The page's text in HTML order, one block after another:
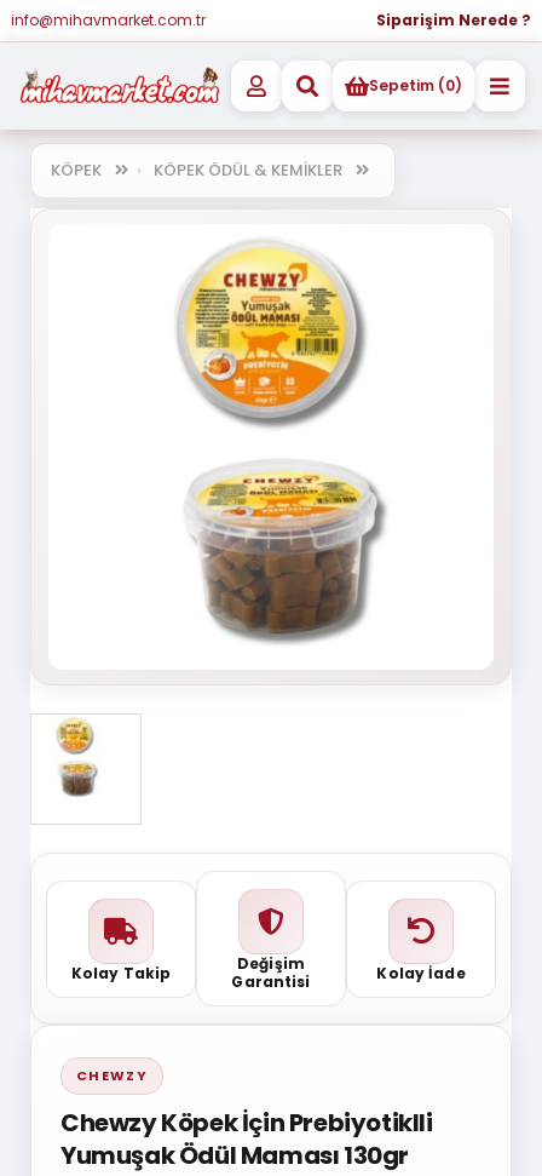
info@mihavmarket.com.tr Siparişim Nerede ?
Sepetim (0)
KÖPEK KÖPEK ÖDÜL & KEMİKLER
Kolay Takip
Değişim
Garantisi
Kolay İade
CHEWZY
Chewzy Köpek İçin Prebiyotiklli
Yumuşak Ödül Maması 130gr